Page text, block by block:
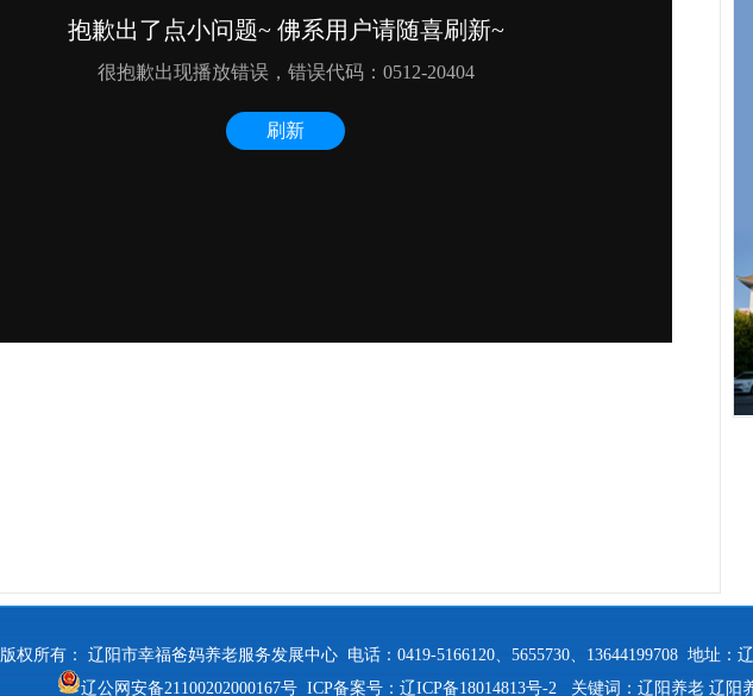
版权所有： 辽阳市幸福爸妈养老服务发展中心 电话：0419-5166120、5655730、13644199708 地址：
辽公网安备21100202000167号 ICP备案号：辽ICP备18014813号-2 关键词： 辽阳养老 辽阳